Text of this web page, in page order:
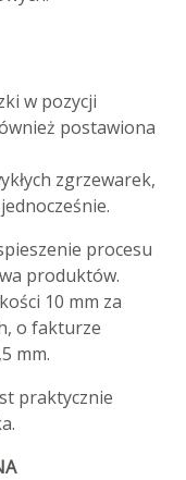
w pozycji
postawiona
zgrzewarek,
procesu
produktów.
10 mm za
o fakturze
mm.
praktycznie